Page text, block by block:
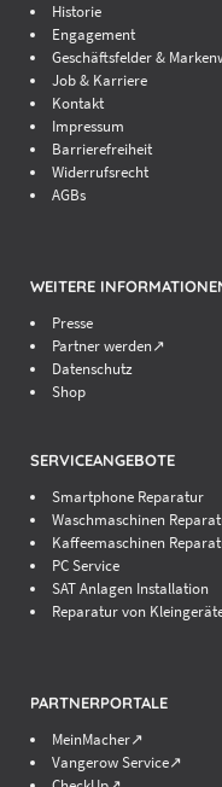
Historie
Engagement
Geschäftsfelder &
Job & Karriere
Kontakt
Impressum
Barrierefreiheit
Widerrufsrecht
AGBs
WEITERE
Presse
Partner werden↗
Datenschutz
Shop
SERVICEANGEBOTE
Smartphone Reparatur
Waschmaschinen
Kaffeemaschinen
PC Service
SAT Anlagen Installation
Reparatur von
PARTNERPORTALE
MeinMacher↗
Vangerow Service↗